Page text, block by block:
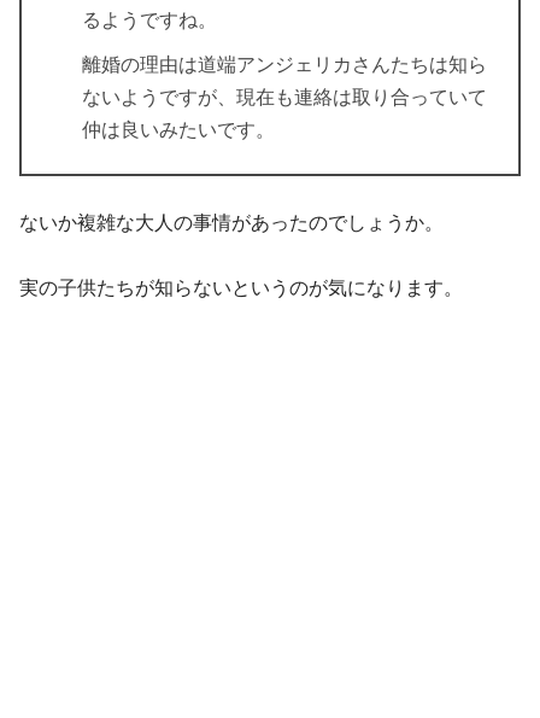
るようですね。
離婚の理由は道端アンジェリカさんたちは知ら
ないようですが、現在も連絡は取り合っていて
仲は良いみたいです。
ないか複雑な大人の事情があったのでしょうか。
実の子供たちが知らないというのが気になります。